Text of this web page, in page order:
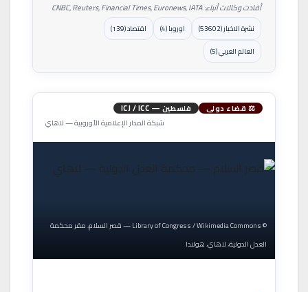
أفادت وكالات أنباء: CNBC, Reuters, Financial Times, Euronews, IATA
نشرة الاخبار (53602) اوروبا (4)
اقتصاد (139)
العالم العربي (5)
⚖ قضاء دولي فلسطين — ICJ / ICC
شبكة المدار الإعلامية الأوروبية — لاهاي
© Library of Congress / Wikimedia Commons — قصر السلام، مقر محكمة
العدل الدولية، لاهاي، هولندا